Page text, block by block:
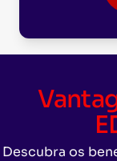
Descubra os